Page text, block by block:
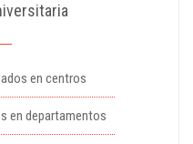
en centros
en departamentos